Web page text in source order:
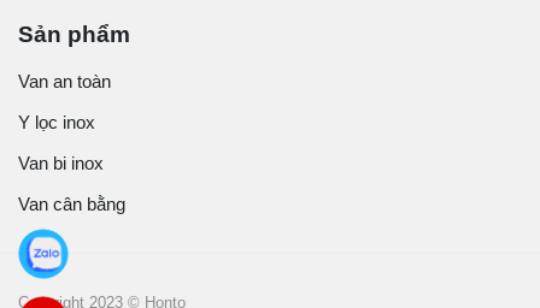
Sản phẩm
Van an toàn
Y lọc inox
Van bi inox
Van cân bằng
Copyright 2023 © Honto